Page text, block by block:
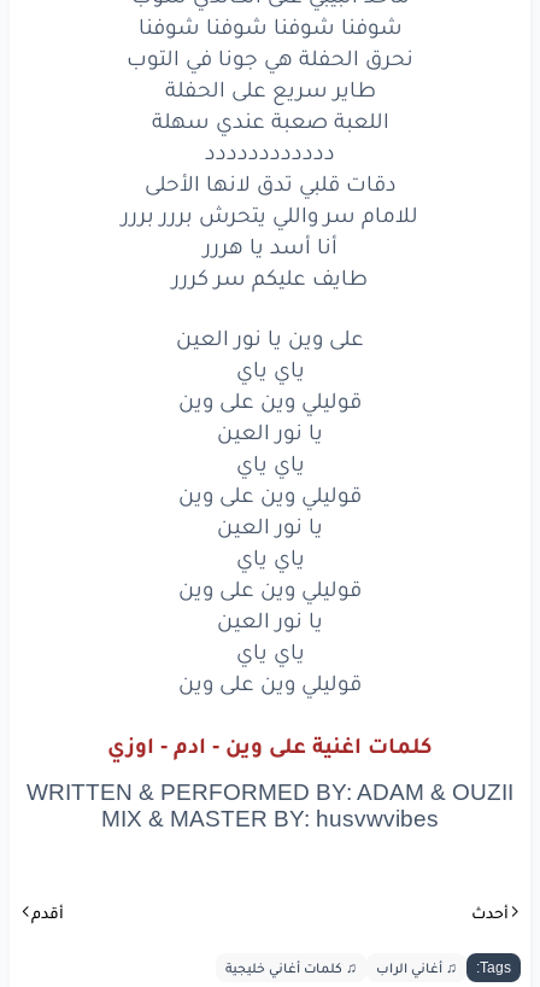
ياي ياي
قوليليوين
Stop
أناتوبأناتوب
ماخذالبيبيعلىالكانديشوب
شوفناشوفناشوفنا
الحفلةهيجونافي التوب
طايرسريع على
صعبةعندي
دددددددددددد
قلبي تدقلانها
سرواللييتحرش
أسديا هررر
طايفعليكمسركررر
علىوينيا نور العين
يايياي
يايياي
شوفنا شوفنا شوفنا شوفنا
نحرق الحفلة هي جونا في التوب
طاير سريع على الحفلة
اللعبة صعبة عندي سهلة
دددددددددددد
دقات قلبي تدق لانها الأحلى
للامام سر واللي يتحرش بررر بررر
أنا أسد يا هررر
طايف عليكم سر كررر
على وين يا نور العين
ياي ياي
قوليلي وين على وين
يا نور العين
ياي ياي
قوليلي وين على وين
يا نور العين
ياي ياي
قوليلي وين على وين
يا نور العين
ياي ياي
قوليلي وين على وين
كلمات اغنية على وين - ادم - اوزي
WRITTEN & PERFORMED BY: ADAM & OUZII
MIX & MASTER BY: husvwvibes
أحدث أقدم
Tags: ♫ أغاني الراب ♫ كلمات أغاني خليجية